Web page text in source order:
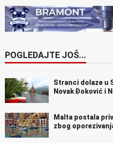
POGLEDAJTE JOŠ...
Stranci dolaze u
Novak Đoković i
Malta postala
zbog